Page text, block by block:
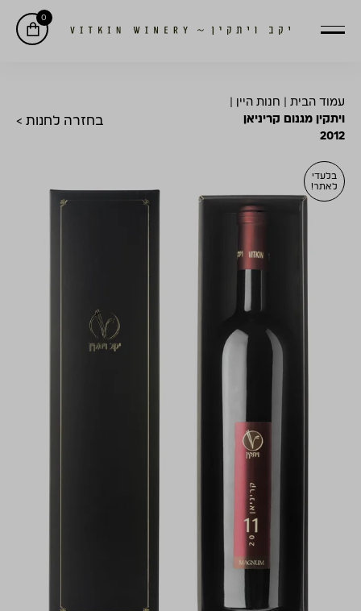
0
עמוד הבית חנות היין
ויתקין מגנום קריניאן
2012
בחזרה לחנות >
בלעדי
לאתר!